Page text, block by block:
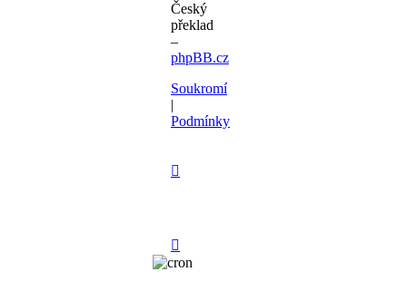
Český
překlad
–
phpBB.cz
Soukromí
|
Podmínky